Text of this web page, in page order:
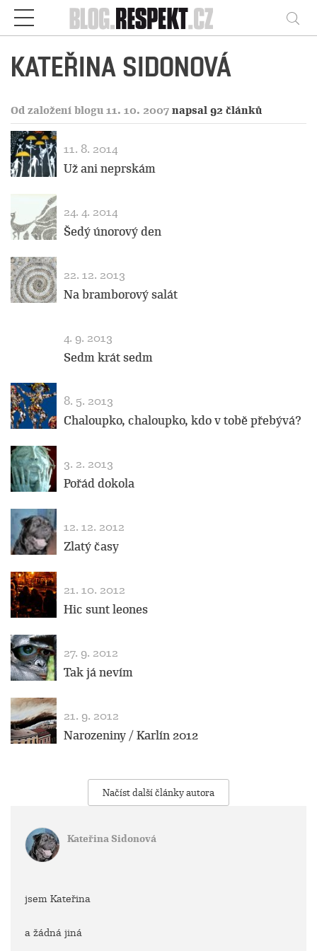
Respekt
KATEŘINA SIDONOVÁ
Od založení blogu 11. 10. 2007 napsal 92 článků
11. 8. 2014
Už ani neprskám
24. 4. 2014
Šedý únorový den
22. 12. 2013
Na bramborový salát
4. 9. 2013
Sedm krát sedm
8. 5. 2013
Chaloupko, chaloupko, kdo v tobě přebývá?
3. 2. 2013
Pořád dokola
12. 12. 2012
Zlatý časy
21. 10. 2012
Hic sunt leones
27. 9. 2012
Tak já nevím
21. 9. 2012
Narozeniny / Karlín 2012
Načíst další články autora
Kateřina Sidonová
jsem Kateřina
a žádná jiná